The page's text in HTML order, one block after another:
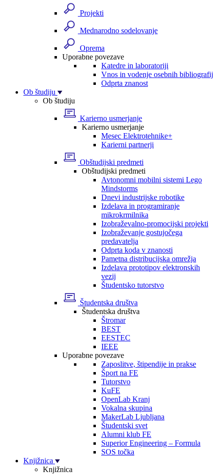
Projekti
Mednarodno sodelovanje
Oprema
Uporabne povezave
Katedre in laboratoriji
Vnos in vodenje osebnih bibliografij
Odprta znanost
Ob študiju
Ob študiju
Karierno usmerjanje
Karierno usmerjanje
Mesec Elektrotehnike+
Karierni partnerji
Obštudijski predmeti
Obštudijski predmeti
Avtonomni mobilni sistemi Lego
Mindstorms
Dnevi industrijske robotike
Izdelava in programiranje
mikrokrmilnika
Izobraževalno-promocijski projekti
Izobraževanje gostujočega
predavatelja
Odprta koda v znanosti
Pametna distribucijska omrežja
Izdelava prototipov elektronskih
vezij
Študentsko tutorstvo
Študentska društva
Študentska društva
Štromar
BEST
EESTEC
IEEE
Uporabne povezave
Zaposlitve, štipendije in prakse
Šport na FE
Tutorstvo
KuFE
OpenLab Kranj
Vokalna skupina
MakerLab Ljubljana
Študentski svet
Alumni klub FE
Superior Engineering – Formula
SOS točka
Knjižnica
Knjižnica